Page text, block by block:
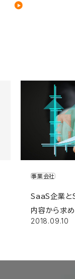
事業会社
SaaS企業と
内容から求
2018.09.10